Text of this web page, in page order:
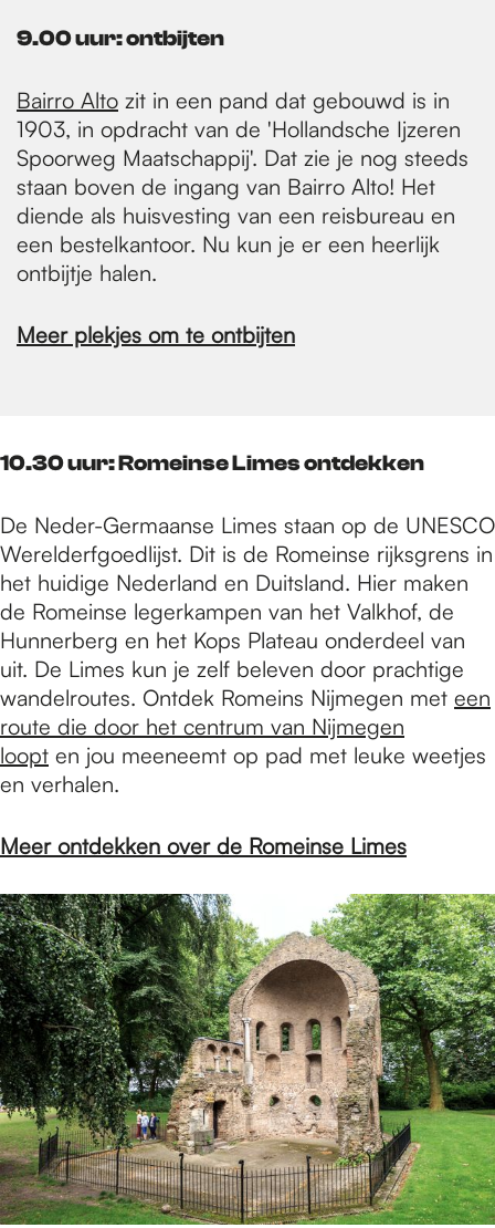
9.00 uur: ontbijten
Bairro Alto zit in een pand dat gebouwd is in
1903, in opdracht van de 'Hollandsche Ijzeren
Spoorweg Maatschappij'. Dat zie je nog steeds
staan boven de ingang van Bairro Alto! Het
diende als huisvesting van een reisbureau en
een bestelkantoor. Nu kun je er een heerlijk
ontbijtje halen.
Meer plekjes om te ontbijten
10.30 uur: Romeinse Limes ontdekken
De Neder-Germaanse Limes staan op de UNESCO
Werelderfgoedlijst. Dit is de Romeinse rijksgrens in
het huidige Nederland en Duitsland. Hier maken
de Romeinse legerkampen van het Valkhof, de
Hunnerberg en het Kops Plateau onderdeel van
uit. De Limes kun je zelf beleven door prachtige
wandelroutes. Ontdek Romeins Nijmegen met een
route die door het centrum van Nijmegen
loopt en jou meeneemt op pad met leuke weetjes
en verhalen.
Meer ontdekken over de Romeinse Limes